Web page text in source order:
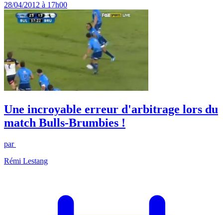
28/04/2012 à 17h00
Une incroyable erreur d'arbitrage lors du
match Bulls-Brumbies !
par
Rémi Lestang